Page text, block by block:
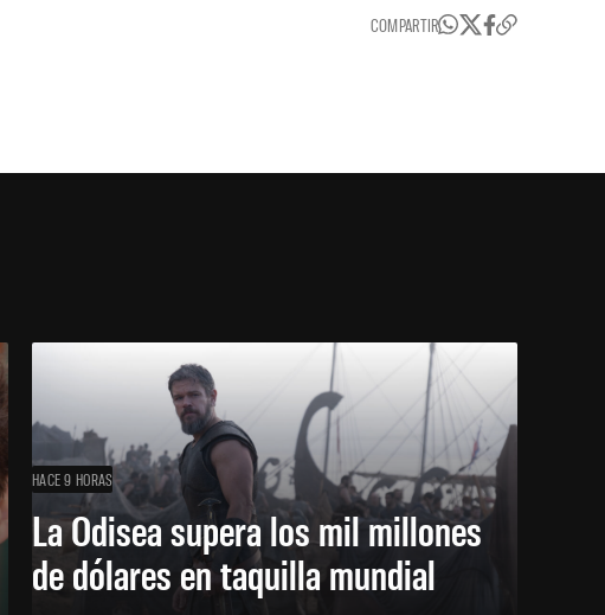
COMPARTIR
HACE 9 HORAS
La Odisea supera los mil millones
de dólares en taquilla mundial